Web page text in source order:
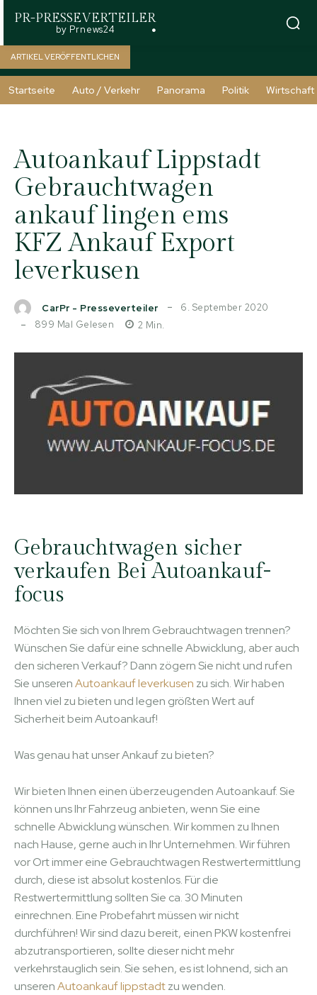
PR-PRESSEVERTEILER
by Prnews24
ARTIKEL VERÖFFENTLICHEN
Startseite Auto / Verkehr Panorama Politik Wirtschaft
Autoankauf Lippstadt
Gebrauchtwagen
ankauf lingen ems
KFZ Ankauf Export
leverkusen
CarPr - Presseverteiler
6. September 2020
899 Mal Gelesen 2 Min.
Gebrauchtwagen sicher
verkaufen Bei Autoankauf-
focus
Möchten Sie sich von Ihrem Gebrauchtwagen trennen?
Wünschen Sie dafür eine schnelle Abwicklung, aber auch
den sicheren Verkauf? Dann zögern Sie nicht und rufen
Sie unserenAutoankauf leverkusen zu sich. Wir haben
Ihnen viel zu bieten und legen größten Wert auf
Sicherheit beim Autoankauf!
Was genau hat unser Ankauf zu bieten?
Wir bieten Ihnen einen überzeugenden Autoankauf. Sie
können uns Ihr Fahrzeug anbieten, wenn Sie eine
schnelle Abwicklung wünschen. Wir kommen zu Ihnen
nach Hause, gerne auch in Ihr Unternehmen. Wir führen
vor Ort immer eine Gebrauchtwagen Restwertermittlung
durch, diese ist absolut kostenlos. Für die
Restwertermittlung sollten Sie ca. 30 Minuten
einrechnen. Eine Probefahrt müssen wir nicht
durchführen! Wir sind dazu bereit, einen PKW kostenfrei
abzutransportieren, sollte dieser nicht mehr
verkehrstauglich sein. Sie sehen, es ist lohnend, sich an
unserenAutoankauf lippstadtzu wenden.